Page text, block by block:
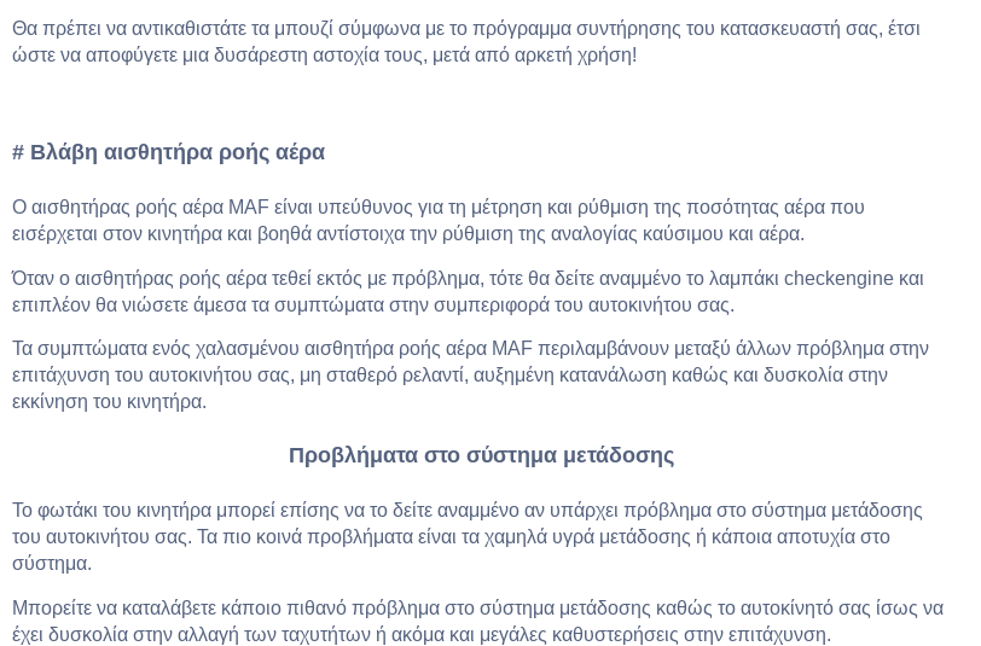
Θα πρέπει να αντικαθιστάτε τα μπουζί σύμφωνα με το πρόγραμμα συντήρησης του κατασκευαστή σας, έτσι
ώστε να αποφύγετε μια δυσάρεστη αστοχία τους, μετά από αρκετή χρήση!
# Βλάβη αισθητήρα ροής αέρα
Ο αισθητήρας ροής αέρα MAF είναι υπεύθυνος για τη μέτρηση και ρύθμιση της ποσότητας αέρα που
εισέρχεται στον κινητήρα και βοηθά αντίστοιχα την ρύθμιση της αναλογίας καύσιμου και αέρα.
Όταν ο αισθητήρας ροής αέρα τεθεί εκτός με πρόβλημα, τότε θα δείτε αναμμένο το λαμπάκι checkengine και
επιπλέον θα νιώσετε άμεσα τα συμπτώματα στην συμπεριφορά του αυτοκινήτου σας.
Τα συμπτώματα ενός χαλασμένου αισθητήρα ροής αέρα MAF περιλαμβάνουν μεταξύ άλλων πρόβλημα στην
επιτάχυνση του αυτοκινήτου σας, μη σταθερό ρελαντί, αυξημένη κατανάλωση καθώς και δυσκολία στην
εκκίνηση του κινητήρα.
Προβλήματα στο σύστημα μετάδοσης
Το φωτάκι του κινητήρα μπορεί επίσης να το δείτε αναμμένο αν υπάρχει πρόβλημα στο σύστημα μετάδοσης
του αυτοκινήτου σας. Τα πιο κοινά προβλήματα είναι τα χαμηλά υγρά μετάδοσης ή κάποια αποτυχία στο
σύστημα.
Μπορείτε να καταλάβετε κάποιο πιθανό πρόβλημα στο σύστημα μετάδοσης καθώς το αυτοκίνητό σας ίσως να
έχει δυσκολία στην αλλαγή των ταχυτήτων ή ακόμα και μεγάλες καθυστερήσεις στην επιτάχυνση.